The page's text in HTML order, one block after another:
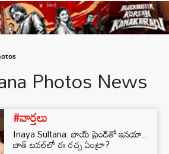
Photos News
#వార్తలు
Inaya Sultana: బాయ్ ఫ్రెండ్‌తో ఇనయా..
బాత్ టవల్‌లో ఈ రచ్చ ఏంట్రా?